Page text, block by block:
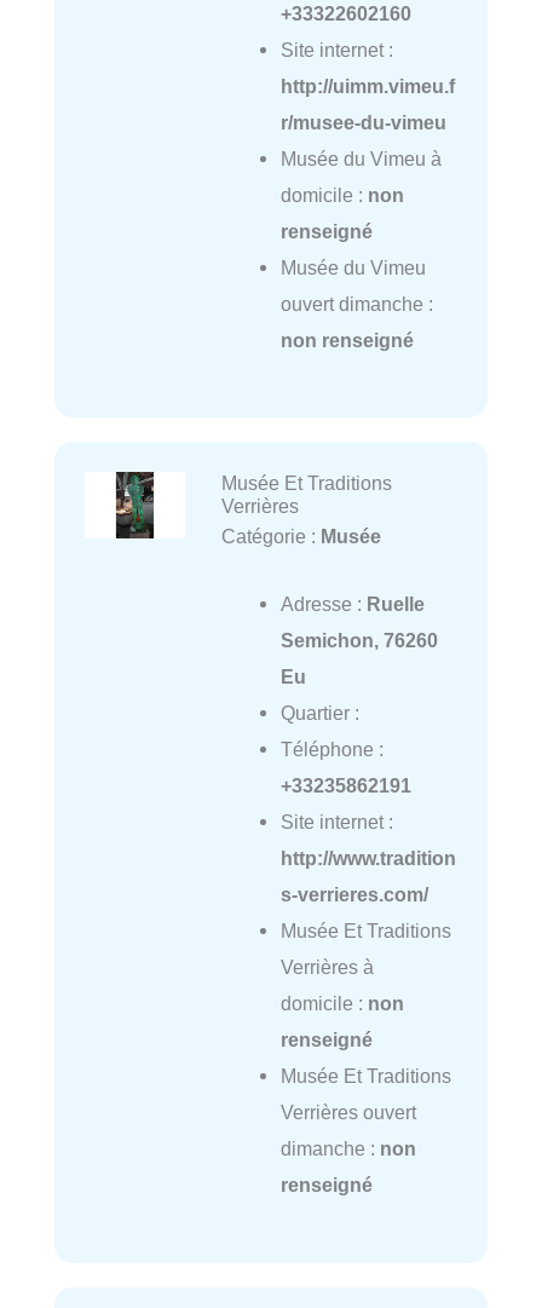
+33322602160
Site internet :
http://uimm.vimeu.f
r/musee-du-vimeu
Musée du Vimeu à
domicile : non
renseigné
Musée du Vimeu
ouvert dimanche :
non renseigné
Musée Et Traditions
Verrières
Catégorie : Musée
Adresse : Ruelle
Semichon, 76260
Eu
Quartier :
Téléphone :
+33235862191
Site internet :
http://www.tradition
s-verrieres.com/
Musée Et Traditions
Verrières à
domicile : non
renseigné
Musée Et Traditions
Verrières ouvert
dimanche : non
renseigné